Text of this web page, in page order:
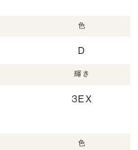
色
D
輝き
3EX
色